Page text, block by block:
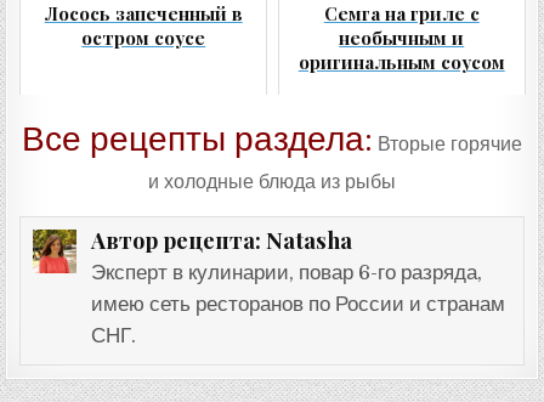
Лосось запеченный в
остром соусе
Семга на гриле с
необычным и
оригинальным соусом
Все рецепты раздела: Вторые горячие
и холодные блюда из рыбы
Автор рецепта: Natasha
Эксперт в кулинарии, повар 6-го разряда,
имею сеть ресторанов по России и странам
СНГ.